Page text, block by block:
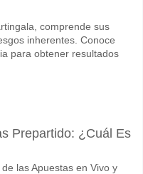
comprende sus
inherentes. Conoce
para obtener resultados
Prepartido: ¿Cuál Es
las Apuestas en Vivo y